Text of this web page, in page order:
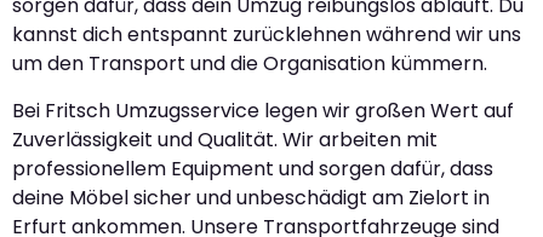
sorgen dafür, dass dein Umzug reibungslos abläuft. Du
kannst dich entspannt zurücklehnen während wir uns
um den Transport und die Organisation kümmern.
Bei Fritsch Umzugsservice legen wir großen Wert auf
Zuverlässigkeit und Qualität. Wir arbeiten mit
professionellem Equipment und sorgen dafür, dass
deine Möbel sicher und unbeschädigt am Zielort in
Erfurt ankommen. Unsere Transportfahrzeuge sind